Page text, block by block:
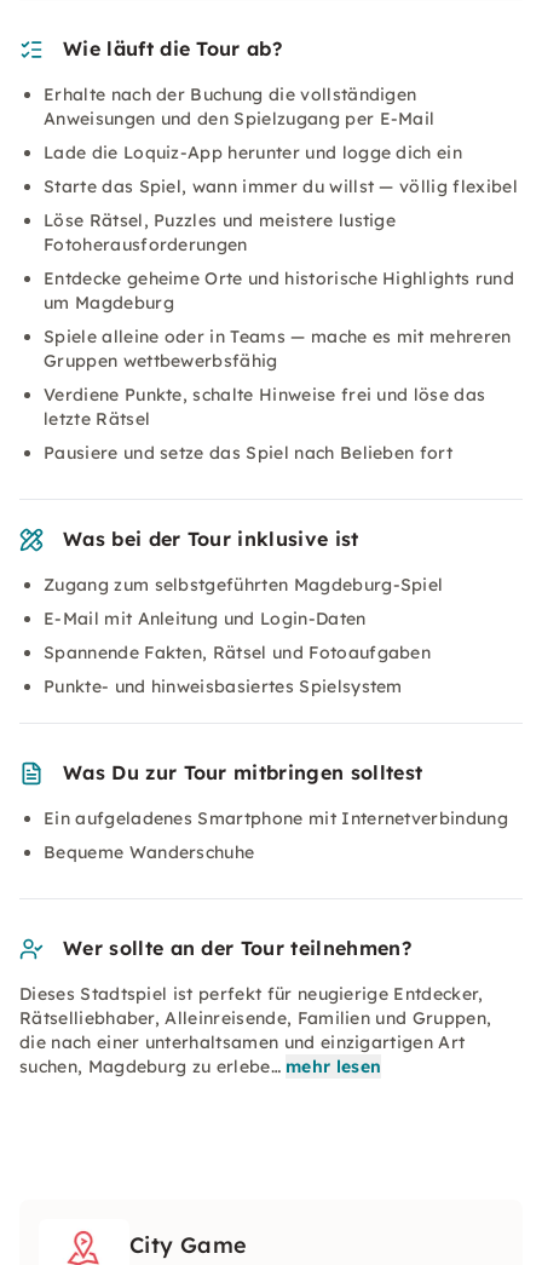
Wie läuft die Tour ab?
Erhalte nach der Buchung die vollständigen
Anweisungen und den Spielzugang per E-Mail
Lade die Loquiz-App herunter und logge dich ein
Starte das Spiel, wann immer du willst — völlig flexibel
Löse Rätsel, Puzzles und meistere lustige
Fotoherausforderungen
Entdecke geheime Orte und historische Highlights rund
um Magdeburg
Spiele alleine oder in Teams — mache es mit mehreren
Gruppen wettbewerbsfähig
Verdiene Punkte, schalte Hinweise frei und löse das
letzte Rätsel
Pausiere und setze das Spiel nach Belieben fort
Was bei der Tour inklusive ist
Zugang zum selbstgeführten Magdeburg-Spiel
E-Mail mit Anleitung und Login-Daten
Spannende Fakten, Rätsel und Fotoaufgaben
Punkte- und hinweisbasiertes Spielsystem
Was Du zur Tour mitbringen solltest
Ein aufgeladenes Smartphone mit Internetverbindung
Bequeme Wanderschuhe
Wer sollte an der Tour teilnehmen?
Dieses Stadtspiel ist perfekt für neugierige Entdecker,
Rätselliebhaber, Alleinreisende, Familien und Gruppen,
die nach einer unterhaltsamen und einzigartigen Art
suchen, Magdeburg zu erlebe… mehr lesen
City Game